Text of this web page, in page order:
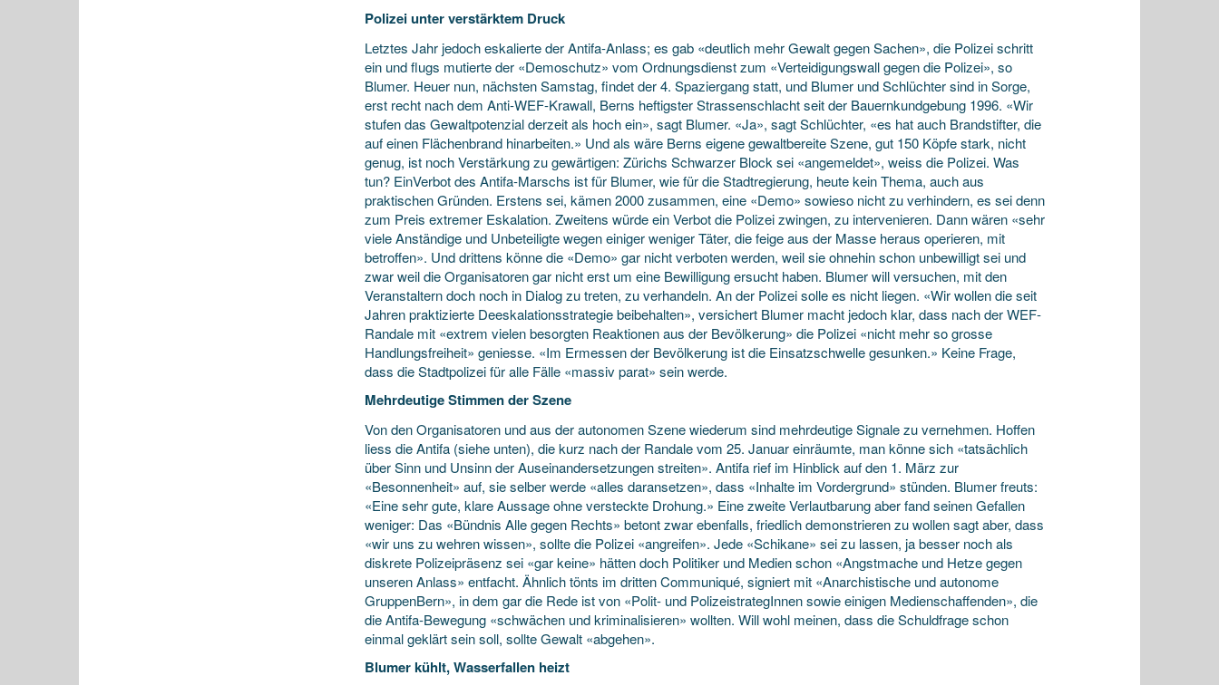
Polizei unter verstärktem Druck
Letztes Jahr jedoch eskalierte der Antifa-Anlass; es gab «deutlich mehr Gewalt gegen Sachen», die Polizei schritt
ein und flugs mutierte der «Demoschutz» vom Ordnungsdienst zum «Verteidigungswall gegen die Polizei», so
Blumer. Heuer nun, nächsten Samstag, findet der 4. Spaziergang statt, und Blumer und Schlüchter sind in Sorge,
erst recht nach dem Anti-WEF-Krawall, Berns heftigster Strassenschlacht seit der Bauernkundgebung 1996. «Wir
stufen das Gewaltpotenzial derzeit als hoch ein», sagt Blumer. «Ja», sagt Schlüchter, «es hat auch Brandstifter, die
auf einen Flächenbrand hinarbeiten.» Und als wäre Berns eigene gewaltbereite Szene, gut 150 Köpfe stark, nicht
genug, ist noch Verstärkung zu gewärtigen: Zürichs Schwarzer Block sei «angemeldet», weiss die Polizei. Was
tun? EinVerbot des Antifa-Marschs ist für Blumer, wie für die Stadtregierung, heute kein Thema, auch aus
praktischen Gründen. Erstens sei, kämen 2000 zusammen, eine «Demo» sowieso nicht zu verhindern, es sei denn
zum Preis extremer Eskalation. Zweitens würde ein Verbot die Polizei zwingen, zu intervenieren. Dann wären «sehr
viele Anständige und Unbeteiligte wegen einiger weniger Täter, die feige aus der Masse heraus operieren, mit
betroffen». Und drittens könne die «Demo» gar nicht verboten werden, weil sie ohnehin schon unbewilligt sei und
zwar weil die Organisatoren gar nicht erst um eine Bewilligung ersucht haben. Blumer will versuchen, mit den
Veranstaltern doch noch in Dialog zu treten, zu verhandeln. An der Polizei solle es nicht liegen. «Wir wollen die seit
Jahren praktizierte Deeskalationsstrategie beibehalten», versichert Blumer macht jedoch klar, dass nach der WEF-
Randale mit «extrem vielen besorgten Reaktionen aus der Bevölkerung» die Polizei «nicht mehr so grosse
Handlungsfreiheit» geniesse. «Im Ermessen der Bevölkerung ist die Einsatzschwelle gesunken.» Keine Frage,
dass die Stadtpolizei für alle Fälle «massiv parat» sein werde.
Mehrdeutige Stimmen der Szene
Von den Organisatoren und aus der autonomen Szene wiederum sind mehrdeutige Signale zu vernehmen. Hoffen
liess die Antifa (siehe unten), die kurz nach der Randale vom 25. Januar einräumte, man könne sich «tatsächlich
über Sinn und Unsinn der Auseinandersetzungen streiten». Antifa rief im Hinblick auf den 1. März zur
«Besonnenheit» auf, sie selber werde «alles daransetzen», dass «Inhalte im Vordergrund» stünden. Blumer freuts:
«Eine sehr gute, klare Aussage ohne versteckte Drohung.» Eine zweite Verlautbarung aber fand seinen Gefallen
weniger: Das «Bündnis Alle gegen Rechts» betont zwar ebenfalls, friedlich demonstrieren zu wollen sagt aber, dass
«wir uns zu wehren wissen», sollte die Polizei «angreifen». Jede «Schikane» sei zu lassen, ja besser noch als
diskrete Polizeipräsenz sei «gar keine» hätten doch Politiker und Medien schon «Angstmache und Hetze gegen
unseren Anlass» entfacht. Ähnlich tönts im dritten Communiqué, signiert mit «Anarchistische und autonome
GruppenBern», in dem gar die Rede ist von «Polit- und PolizeistrategInnen sowie einigen Medienschaffenden», die
die Antifa-Bewegung «schwächen und kriminalisieren» wollten. Will wohl meinen, dass die Schuldfrage schon
einmal geklärt sein soll, sollte Gewalt «abgehen».
Blumer kühlt, Wasserfallen heizt